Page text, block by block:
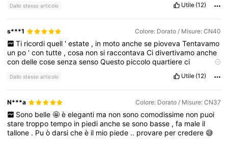
Dallo stesso articolo Utile (12)
s***1 Colore: Dorato / Misure: CN40
Ti ricordi quell ' estate , in moto anche se pioveva Tentavamo
un po 'contutte ,cosa nonsi raccontavaCidivertivamoanche
condellecosesenzasensoQuesto piccoloquartiereci
fattoallontanare sapreineanche
direSolotivedevoqualchevoltaingiroconqueglialtriTuche
midicevi" qualche trovarti Io avevo
fatti
mieiTiricordiquella grandi cheanchetuMi
diceviètroppa bellaForseèstato iltempoForsequella
solitudinecheCiportiamodentroPeròcredimiSetornerai,
magaripoi NoiriconquisteremotuttoCometantiannifaquando
Dallo stesso articolo Utile (12)
N***a Colore: Dorato / Misure: CN37
Sono belle 🤩 è eleganti ma non sono comodissime non puoi
staretroppotempo in piedianchesesono basse ,fa male il
tallone . Puòdarsicheè il mio piede .. provare percredere 😅